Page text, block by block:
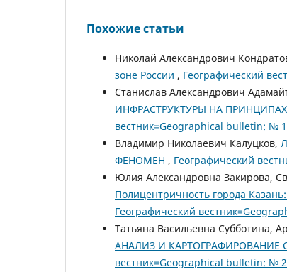
Похожие статьи
Николай Александрович
зоне России , Географический
Станислав Александрович
ИНФРАСТРУКТУРЫ НА
вестник=Geographical bulletin:
Владимир Николаевич Калуцков,
ФЕНОМЕН , Географический
Юлия Александровна Закирова,
Полицентричность города
Географический
Татьяна Васильевна Субботина,
АНАЛИЗ И
вестник=Geographical bulletin: №